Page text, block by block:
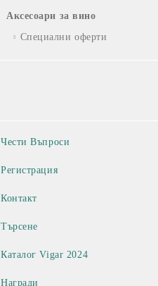
Аксесоари за вино
Специални оферти
Чести Въпроси
Регистрация
Контакт
Търсене
Каталог Vigar 2024
Награди